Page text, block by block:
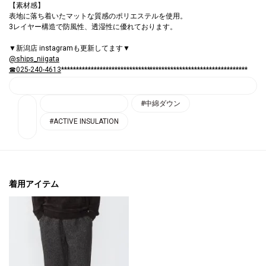
【素材感】
表地に落ち着いたマットな質感のポリエステルを使用。
3レイヤー構造で防風性、透湿性に優れております。
▼新潟店 instagramも更新してます▼
@ships_niigata
☎025-240-4613***************************************************************
#ACTIVE INSULATION
#中綿ダウン
着用アイテム